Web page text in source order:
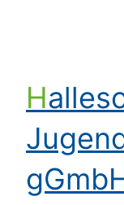
Hallesche